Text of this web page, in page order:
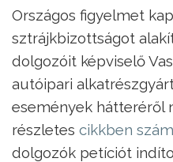
Országos figyelmet
sztrájkbizottságot
dolgozóit képviselő
autóipari
események hátteréről
részletes cikkben
dolgozók petíciót